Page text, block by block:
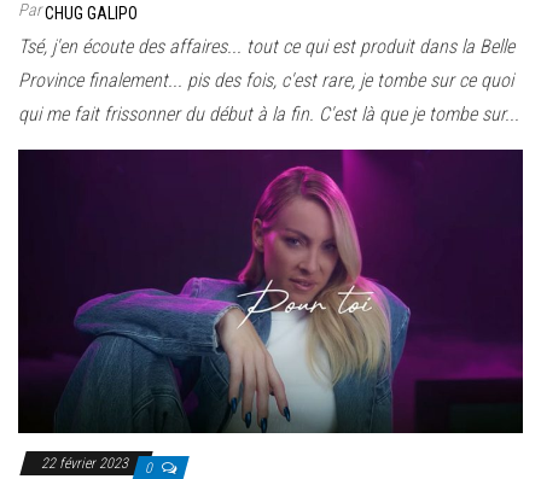
ParCHUG GALIPO
Tsé, j'en écoute des affaires... tout ce qui est produit dans la Belle
Province finalement... pis des fois, c'est rare, je tombe sur ce quoi
qui me fait frissonner du début à la fin. C'est là que je tombe sur...
22 février 2023 0